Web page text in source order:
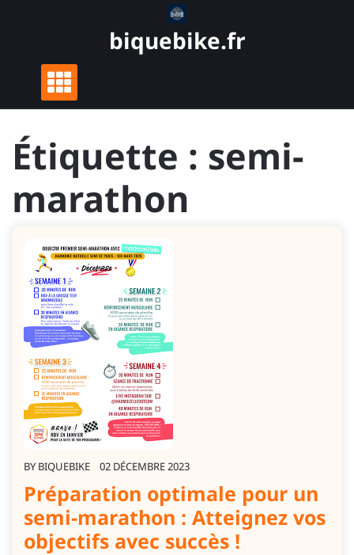
biquebike.fr
Étiquette : semi-
marathon
BY BIQUEBIKE 02 DÉCEMBRE 2023
Préparation optimale pour un
semi-marathon : Atteignez vos
objectifs avec succès !